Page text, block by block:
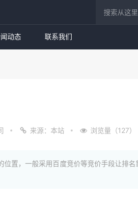
动态 联系我们
来源：本站 浏览量（127）
置，一般采用百度竞价等竞价手段让排